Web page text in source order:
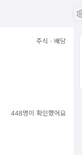
주식 · 배당
448명이 확인했어요